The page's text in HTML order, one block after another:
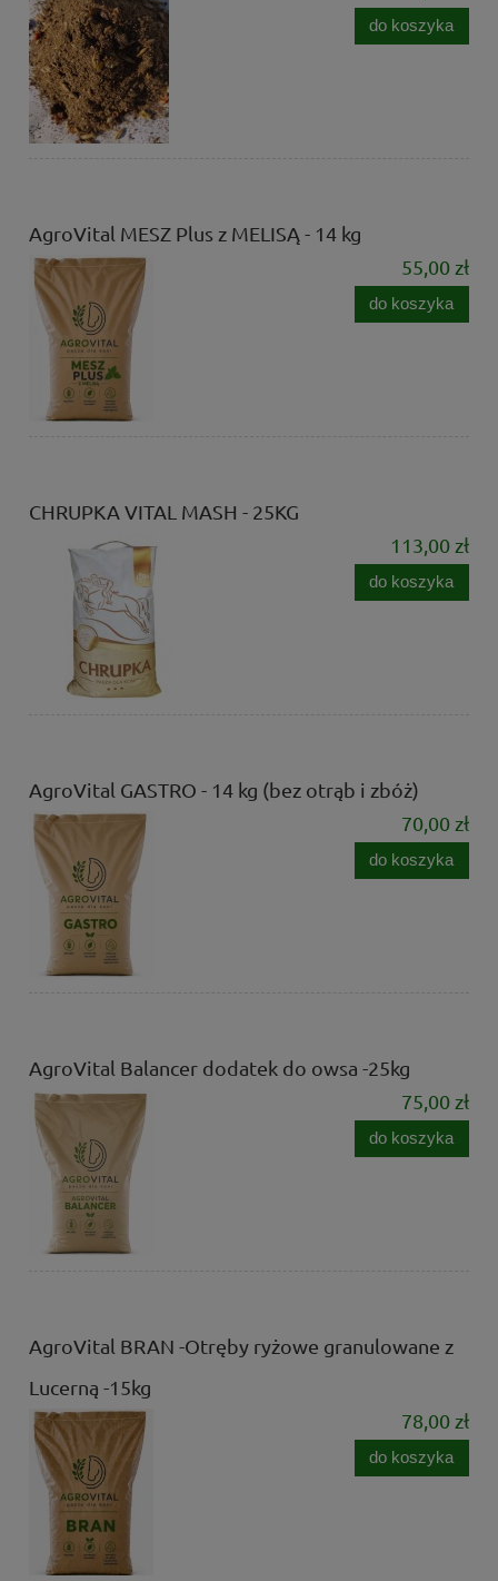
do koszyka
AgroVital MESZ Plus z MELISĄ - 14 kg
55,00 zł
do koszyka
CHRUPKA VITAL MASH - 25KG
113,00 zł
do koszyka
AgroVital GASTRO - 14 kg (bez otrąb i zbóż)
70,00 zł
do koszyka
AgroVital Balancer dodatek do owsa -25kg
75,00 zł
do koszyka
AgroVital BRAN -Otręby ryżowe granulowane z
Lucerną -15kg
78,00 zł
do koszyka